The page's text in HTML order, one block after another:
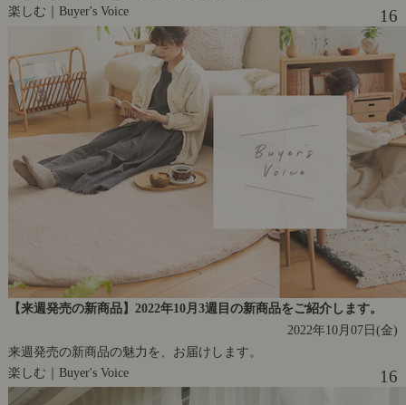
楽しむ｜Buyer's Voice
16
【来週発売の新商品】2022年10月3週目の新商品をご紹介します。
2022年10月07日(金)
来週発売の新商品の魅力を、お届けします。
楽しむ｜Buyer's Voice
16